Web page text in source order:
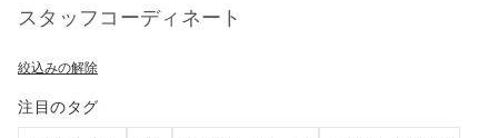
スタッフコーディネート
絞込みの解除
注目のタグ